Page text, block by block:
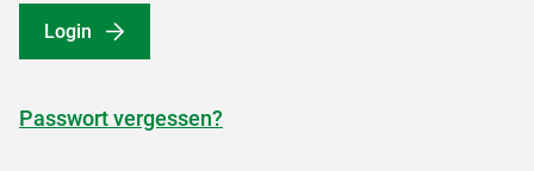
Login
Passwort vergessen?